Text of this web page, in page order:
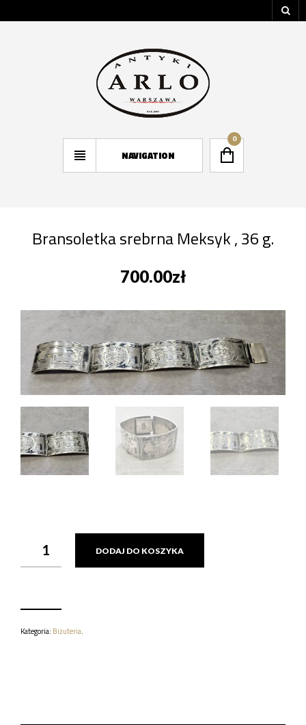
NAVIGATION
0
Bransoletka srebrna Meksyk , 36 g.
700.00zł
BRANSOLETKA
SREBRNA
DODAJ DO KOSZYKA
Kategoria: Biżuteria.